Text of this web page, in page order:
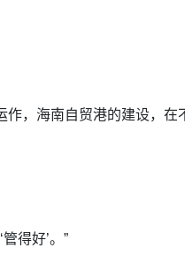
作，海南自贸港的建设，在
得好’。”